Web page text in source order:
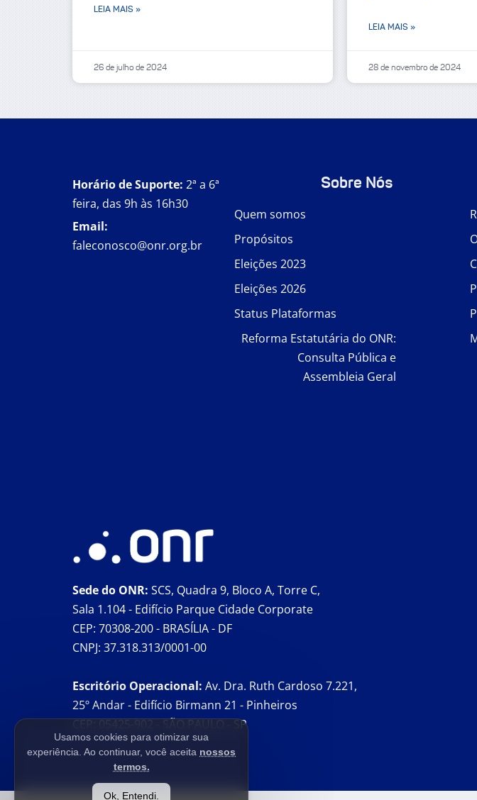
Usamos cookies para otimizar sua
experiência. Ao continuar, você aceita nossos
termos.
Ok, Entendi.
LEIA MAIS »
26 de julho de 2024
LEIA MAIS »
28 de novembro de 2024
Horário de Suporte: 2ª a 6ª
feira, das 9h às 16h30
Email:
faleconosco@onr.org.br
Sobre Nós
Quem somos
Propósitos
Eleições 2023
Eleições 2026
Status Plataformas
Reforma Estatutária do ONR:
Consulta Pública e
Assembleia Geral
Sede do ONR: SCS, Quadra 9, Bloco A, Torre C,
Sala 1.104 - Edifício Parque Cidade Corporate
CEP: 70308-200 - BRASÍLIA - DF
CNPJ: 37.318.313/0001-00
Escritório Operacional: Av. Dra. Ruth Cardoso 7.221,
25º Andar - Edifício Birmann 21 - Pinheiros
CEP: 05425-902 - SÃO PAULO - SP